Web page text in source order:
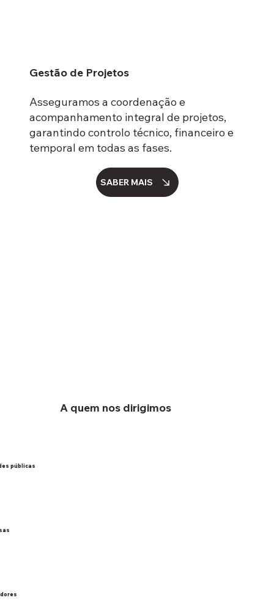
Asseguramos a coordenação e
acompanhamento integral de projetos,
garantindo controlo técnico, financeiro e
temporal em todas as fases.
Gestão de Projetos
SABER MAIS
A quem nos dirigimos
públicas